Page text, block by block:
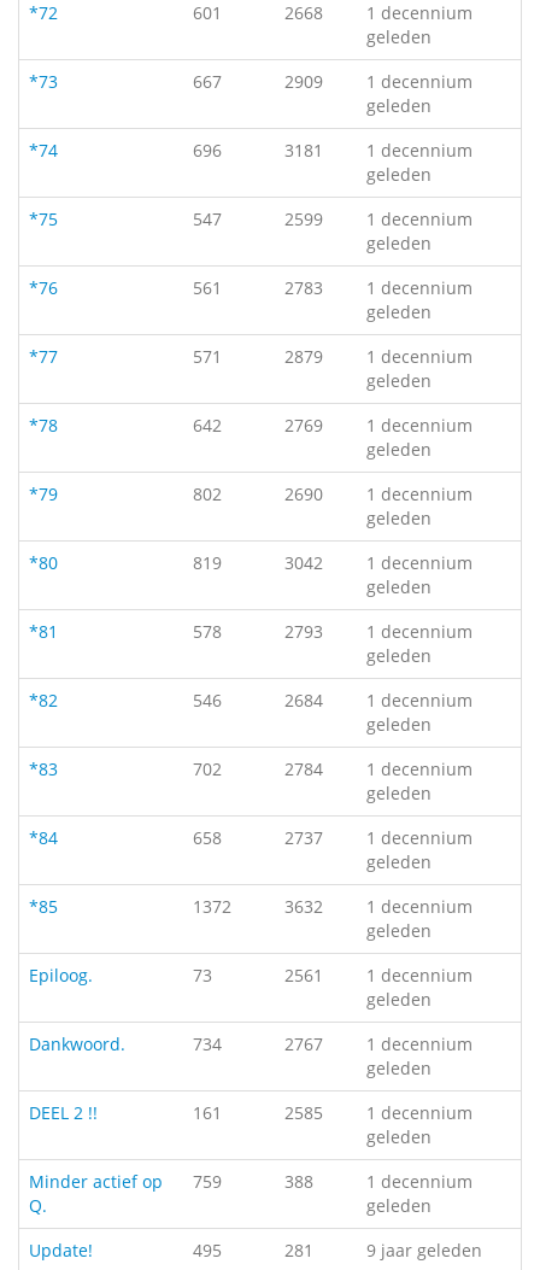
*72
601 2668
1 decennium
geleden
*73
667 2909
1 decennium
geleden
*74
696 3181
1 decennium
geleden
*75
547 2599
1 decennium
geleden
*76
561 2783
1 decennium
geleden
*77
571 2879
1 decennium
geleden
*78
642 2769
1 decennium
geleden
*79
802 2690
1 decennium
geleden
*80
819 3042
1 decennium
geleden
*81
578 2793
1 decennium
geleden
*82
546 2684
1 decennium
geleden
*83
702 2784
1 decennium
geleden
*84
658 2737
1 decennium
geleden
*85
1372 3632
1 decennium
geleden
Epiloog.
73 2561
1 decennium
geleden
Dankwoord.
734 2767
1 decennium
geleden
DEEL 2 !!
161 2585
1 decennium
geleden
Minder actief op
Q.
759 388
1 decennium
geleden
Update!
495 281
9 jaar geleden